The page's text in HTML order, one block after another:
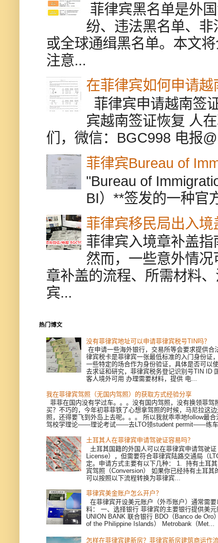
菲律宾黑名单是外
纷、违法黑名单、
或全球通缉黑名单。本文
注意...
在菲律宾如何申请越
菲律宾申请越南签
宾越南签证恢复 人
们，微信：BGC998 电报
菲律宾Bureau of
"Bureau of
BI）**签发的一种官
菲律宾移民局出入
菲律宾入境章补盖
然而，一些意外情
章补盖的流程、所需材料
宾...
热门博文
没有菲律宾地址可以申请菲律宾税号TIN吗？
在申请一些海外银行，交易所等会要求提供合
律宾税卡是菲律宾一张最低标准的入门身份证
一些特定的场合作为身份验证，具体是否可以
去求证和研究，菲律宾税务登记识别号TIN ID
客人境外可用 办理需要材料，提供 电...
我在菲律宾驾照（无国内驾照）的获取方式经验分享
菲菲在国内没有学过车。。。没有国内驾照，没有换领菲驾
买？不巧的，今年初菲菲铁了心想拿驾照的时候，马尼拉这
照，还得要飞到外岛上去呢。。。 所以我就乖乖地follow最
驾校学理论——理论考试——去LTO领student permit——练
土耳其人在菲律宾申请驾驶证容易吗？
土耳其国籍的外国人可以在菲律宾申请驾驶证
License），但需要符合菲律宾陆路交通局（
定。申请方式主要有以下几种： 1. 持有土耳
宾驾照（Conversion） 如果你已经持有土耳其
可以按照以下流程转换为菲律宾...
菲律宾美金账户怎么开户？
在菲律宾开设美元账户（外币账户）通常需
料： 一、选择银行 菲律宾的主要银行提供美
UNION BANK 联合银行 BDO（Banco de Oro
of the Philippine Islands） Metrobank（Met...
怎样在菲律宾建新房？菲律宾新房建筑商运作